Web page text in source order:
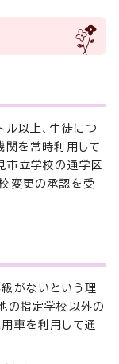
以上、生徒につ
関を常時利用して
市立学校の通学区
変更の承認を受
がないという理
の指定学校以外の
車を利用して通